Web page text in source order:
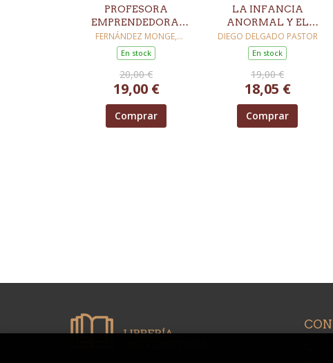
PROFESORA
EMPRENDEDORA,
PROFESORA FELIZ
FERNÁNDEZ MONGE,
SOFÍA
En stock
20,00 €
19,00 €
Comprar
LA INFANCIA
ANORMAL Y EL
CULTIVO DE LA
INTELIGENCIA
(ESPAÑA, 1830-1940)
DIEGO DELGADO PASTOR
En stock
19,00 €
18,05 €
Comprar